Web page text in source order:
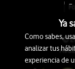
©
Ya
Como sabes,
analizar tus
experiencia de